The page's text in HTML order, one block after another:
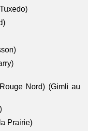
Nord) (Gimli au
Prairie)